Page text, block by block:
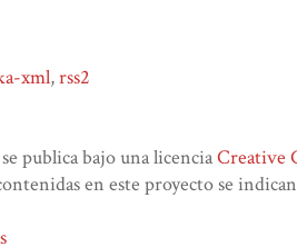
xml,rss2
publica bajo una licenciaCreative
en este proyecto se